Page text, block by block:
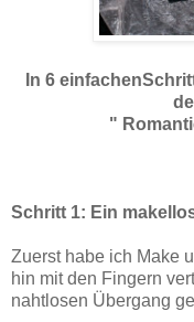
In 6
"
Schritt 1: Ein
Zuerst habe ich Make
hin mit den Fingern
nahtlosen Übergang